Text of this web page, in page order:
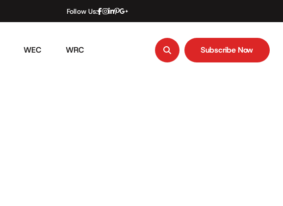
Follow Us:
WEC WRC Subscribe Now